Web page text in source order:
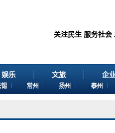
关注民生 服务社会
娱乐 文旅 企
常州 扬州 泰州